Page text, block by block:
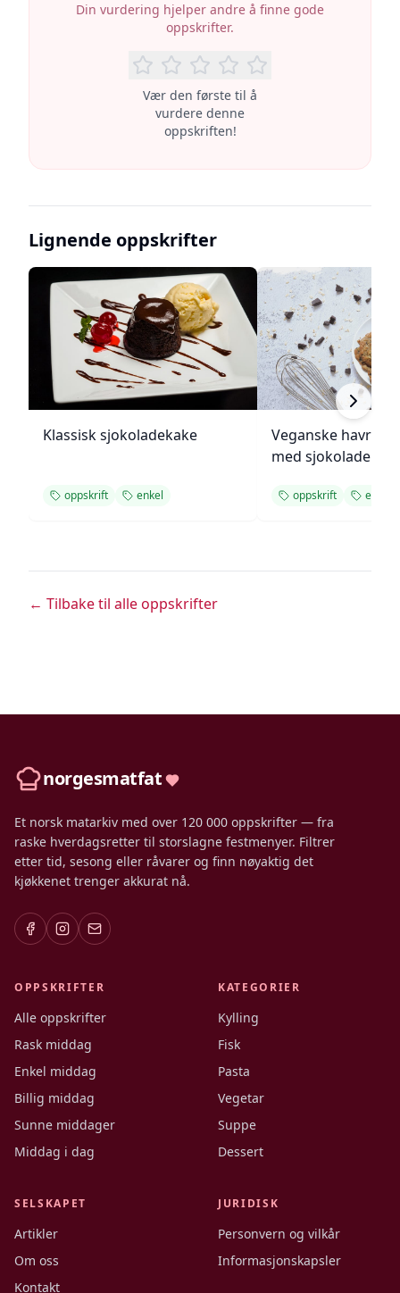
Din vurdering hjelper andre å finne gode
oppskrifter.
Vær den første til å
vurdere denne
oppskriften!
Lignende oppskrifter
Klassisk sjokoladekake
oppskrift enkel
Veganske
med sjokolade
oppskrift enkel
← Tilbake til alle oppskrifter
norgesmatfat
Et norsk matarkiv med over 120 000 oppskrifter — fra
raske hverdagsretter til storslagne festmenyer. Filtrer
etter tid, sesong eller råvarer og finn nøyaktig det
kjøkkenet trenger akkurat nå.
OPPSKRIFTER
Alle oppskrifter
Rask middag
Enkel middag
Billig middag
Sunne middager
Middag i dag
KATEGORIER
Kylling
Fisk
Pasta
Vegetar
Suppe
Dessert
SELSKAPET
Artikler
Om oss
Kontakt
JURIDISK
Personvern og vilkår
Informasjonskapsler